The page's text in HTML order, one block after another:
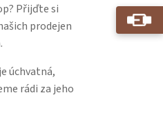
Přijďte si
prodejen
úchvatná,
rádi za jeho